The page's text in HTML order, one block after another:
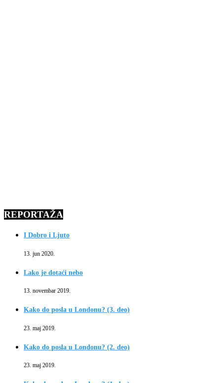
REPORTAŽA
I Dobro i Ljuto
13. jun 2020.
Lako je dotaći nebo
13. novembar 2019.
Kako do posla u Londonu? (3. deo)
23. maj 2019.
Kako do posla u Londonu? (2. deo)
23. maj 2019.